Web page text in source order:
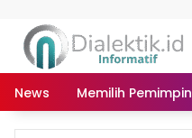
News Memilih Pemimpin